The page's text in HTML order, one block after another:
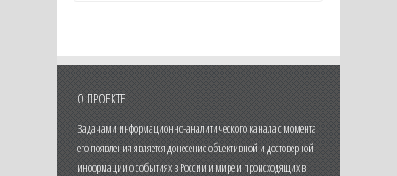
О ПРОЕКТЕ
Задачами информационно-аналитического канала с момента
его появления является донесение объективной и достоверной
информации о событиях в России и мире и происходящих в